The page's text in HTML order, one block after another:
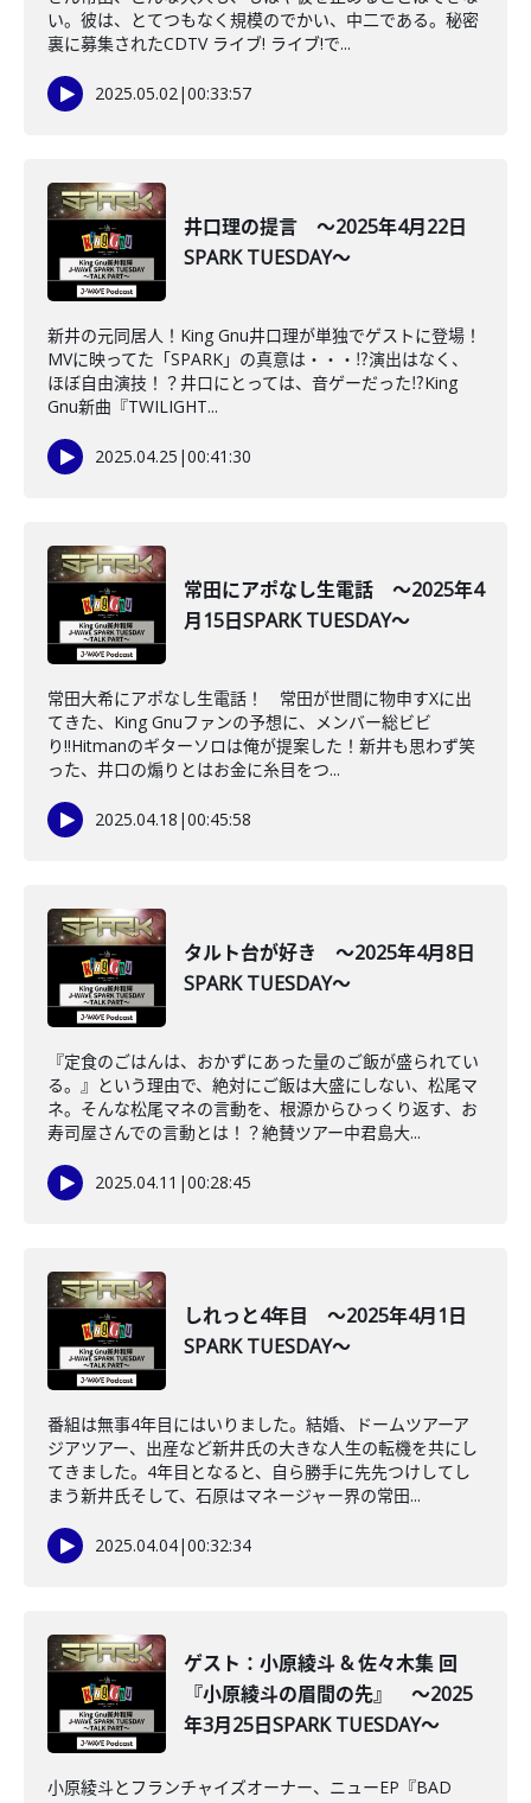
い。彼は、とてつもなく規模のでかい、中二である。秘密
裏に募集されたCDTV ライブ! ライブ!で...
2025.05.02|00:33:57
井口理の提言 ～2025年4月22日
SPARK TUESDAY～
新井の元同居人！King Gnu井口理が単独でゲストに登場！
MVに映ってた「SPARK」の真意は・・・⁉演出はなく、
ほぼ自由演技！？井口にとっては、音ゲーだった⁉King
Gnu新曲『TWILIGHT...
2025.04.25 |00:41:30
常田にアポなし生電話 ～2025年4
月15日SPARK TUESDAY～
常田大希にアポなし生電話！ 常田が世間に物申すXに出
てきた、King Gnuファンの予想に、メンバー総ビビ
り!!Hitmanのギターソロは俺が提案した！新井も思わず笑
った、井口の煽りとはお金に糸目をつ...
2025.04.18 |00:45:58
タルト台が好き ～2025年4月8日
SPARK TUESDAY～
『定食のごはんは、おかずにあった量のご飯が盛られてい
る。』という理由で、絶対にご飯は大盛にしない、松尾マ
ネ。そんな松尾マネの言動を、根源からひっくり返す、お
寿司屋さんでの言動とは！？絶賛ツアー中君島大...
2025.04.11 |00:28:45
しれっと4年目 ～2025年4月1日
SPARK TUESDAY～
番組は無事4年目にはいりました。結婚、ドームツアーア
ジアツアー、出産など新井氏の大きな人生の転機を共にし
てきました。4年目となると、自ら勝手に先先つけしてし
まう新井氏そして、石原はマネージャー界の常田...
2025.04.04|00:32:34
ゲスト：小原綾斗 & 佐々木集 回
『小原綾斗の眉間の先』 ～2025
年3月25日SPARK TUESDAY～
小原綾斗とフランチャイズオーナー、ニューEP『BAD